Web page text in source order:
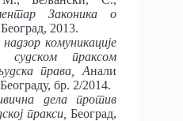
Законика о
2013.
надзор комуникације
праксом
права, Анали
бр. 2/2014.
дела против
пракси, Београд,